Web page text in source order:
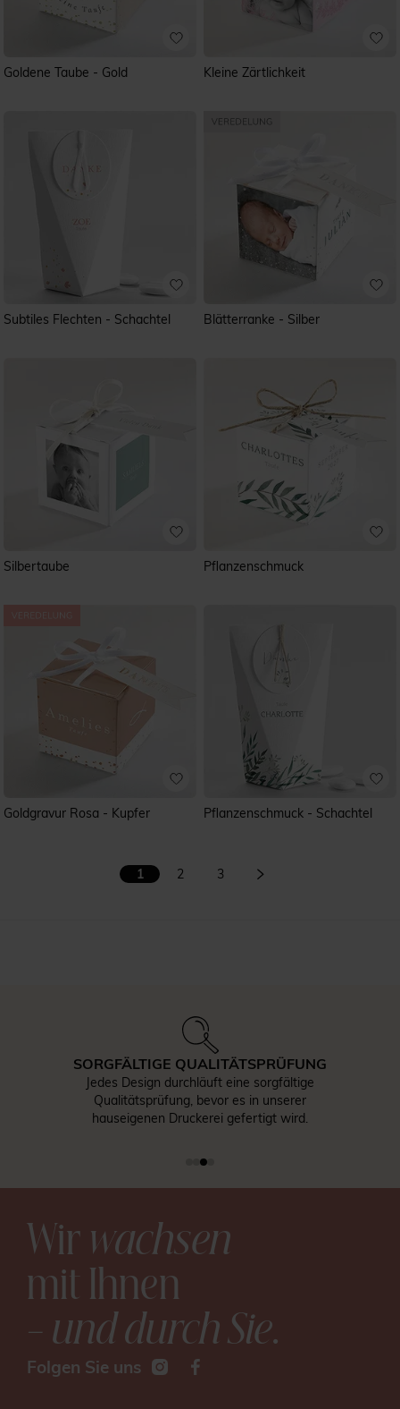
Goldene Taube - Gold Kleine Zärtlichkeit
Subtiles Flechten - Schachtel Blätterranke - Silber
Silbertaube Pflanzenschmuck
Goldgravur Rosa - Kupfer Pflanzenschmuck - Schachtel
1 2 3
SORGFÄLTIGE QUALITÄTSPRÜFUNG
Jedes Design durchläuft eine sorgfältige
Qualitätsprüfung, bevor es in unserer
hauseigenen Druckerei gefertigt wird.
Wirwachsen
mit Ihnen
– und durch Sie.
Folgen Sie uns